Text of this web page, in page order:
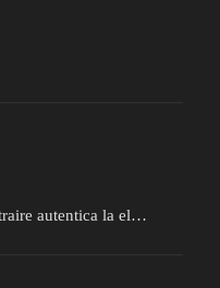
autentica la el…